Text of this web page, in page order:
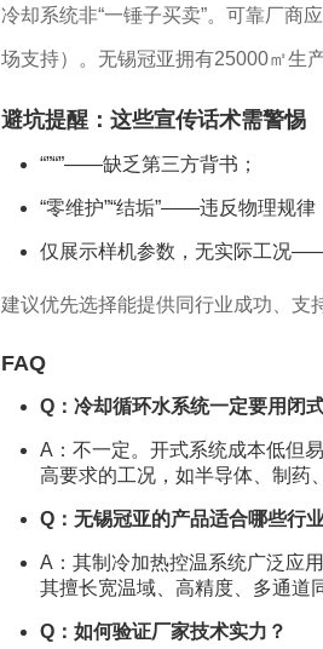
冷却系统非“一锤子买卖”。可靠厂商
场支持）。无锡冠亚拥有25000㎡生
避坑提醒：这些宣传话术需警惕
“”“”——缺乏第三方背书；
“零维护”“结垢”——违反物理规律
仅展示样机参数，无实际工况
建议优先选择能提供同行业成功、支
FAQ
Q：冷却循环水系统一定要用闭
A：不一定。开式系统成本低但
高要求的工况，如半导体、制药
Q：无锡冠亚的产品适合哪些行
A：其制冷加热控温系统广泛应
其擅长宽温域、高精度、多通道
Q：如何验证厂家技术实力？